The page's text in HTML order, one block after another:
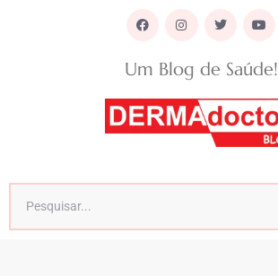
Um Blog de Saúde!